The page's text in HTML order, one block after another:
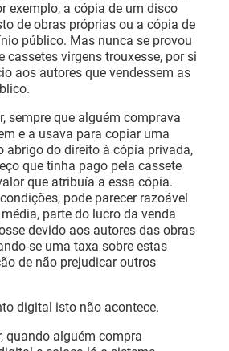
exemplo, a cópia de um disco
de obras próprias ou a cópia de
público. Mas nunca se provou
cassetes virgens trouxesse, por si
aos autores que vendessem as
sempre que alguém comprava
e a usava para copiar uma
abrigo do direito à cópia privada,
que tinha pago pela cassete
que atribuía a essa cópia.
pode parecer razoável
parte do lucro da venda
devido aos autores das obras
se uma taxa sobre estas
de não prejudicar outros
digital isto não acontece.
quando alguém compra